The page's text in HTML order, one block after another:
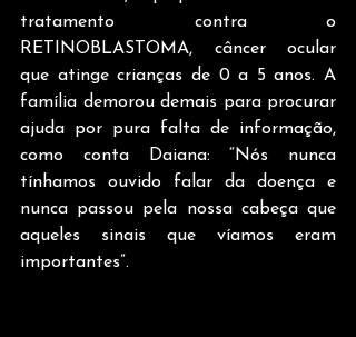
tratamento contra o
RETINOBLASTOMA, câncer ocular
que atinge crianças de 0 a 5 anos. A
família demorou demais para procurar
ajuda por pura falta de informação,
como conta Daiana: “Nós nunca
tínhamos ouvido falar da doença e
nunca passou pela nossa cabeça que
aqueles sinais que víamos eram
importantes”.